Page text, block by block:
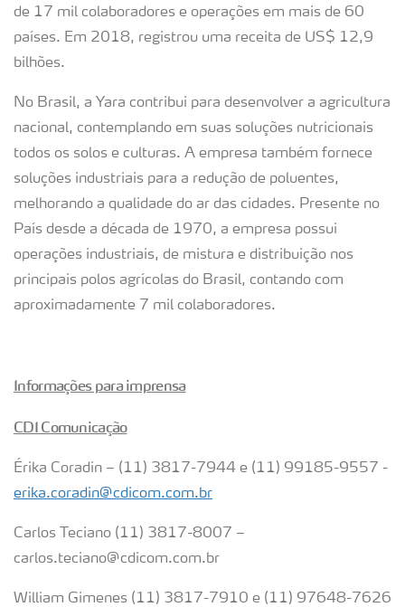
de 17 mil colaboradores e operações em mais de 60
países. Em 2018, registrou uma receita de US$ 12,9
bilhões.
No Brasil, a Yara contribui para desenvolver a agricultura
nacional, contemplando em suas soluções nutricionais
todos os solos e culturas. A empresa também fornece
soluções industriais para a redução de poluentes,
melhorando a qualidade do ar das cidades. Presente no
País desde a década de 1970, a empresa possui
operações industriais, de mistura e distribuição nos
principais polos agrícolas do Brasil, contando com
aproximadamente 7 mil colaboradores.
Informações para imprensa
CDI Comunicação
Érika Coradin – (11) 3817-7944 e (11) 99185-9557 -
erika.coradin@cdicom.com.br
Carlos Teciano (11) 3817-8007 –
carlos.teciano@cdicom.com.br
William Gimenes (11) 3817-7910 e (11) 97648-7626